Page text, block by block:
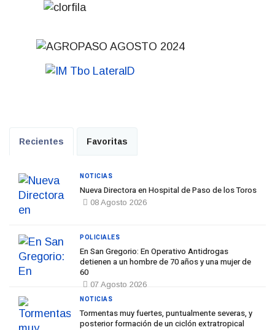
Recientes Favoritas
Nueva Directora en Hospital de Paso de los Toros
08 Agosto 2026
NOTICIAS
En San Gregorio: En Operativo Antidrogas
detienen a un hombre de 70 años y una mujer de
60
07 Agosto 2026
POLICIALES
Tormentas muy fuertes, puntualmente severas, y
posterior formación de un ciclón extratropical
NOTICIAS